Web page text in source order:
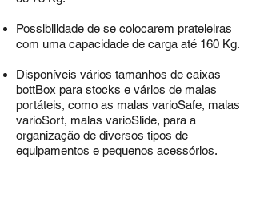
Possibilidade de se colocarem prateleiras
com uma capacidade de carga até 160 Kg.
Disponíveis vários tamanhos de caixas
bottBox para stocks e vários de malas
portáteis, como as malas varioSafe, malas
varioSort, malas varioSlide, para a
organização de diversos tipos de
equipamentos e pequenos acessórios.